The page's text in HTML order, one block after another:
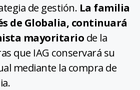
de gestión. La familia
de Globalia, continuará
mayoritario de la
que IAG conservará su
mediante la compra de